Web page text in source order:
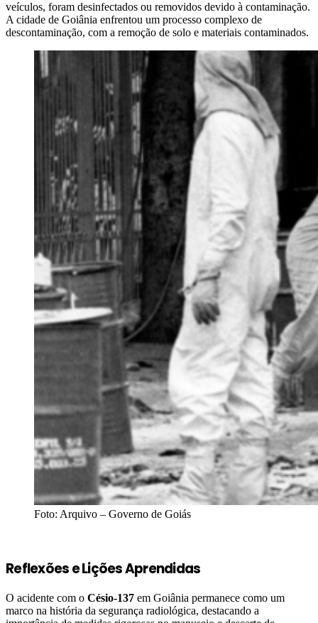
veículos, foram desinfectados ou removidos devido à contaminação.
A cidade de Goiânia enfrentou um processo complexo de
descontaminação, com a remoção de solo e materiais contaminados.
Foto: Arquivo – Governo de Goiás
Reflexões e Lições Aprendidas
O acidente com o Césio-137 em Goiânia permanece como um
marco na história da segurança radiológica, destacando a